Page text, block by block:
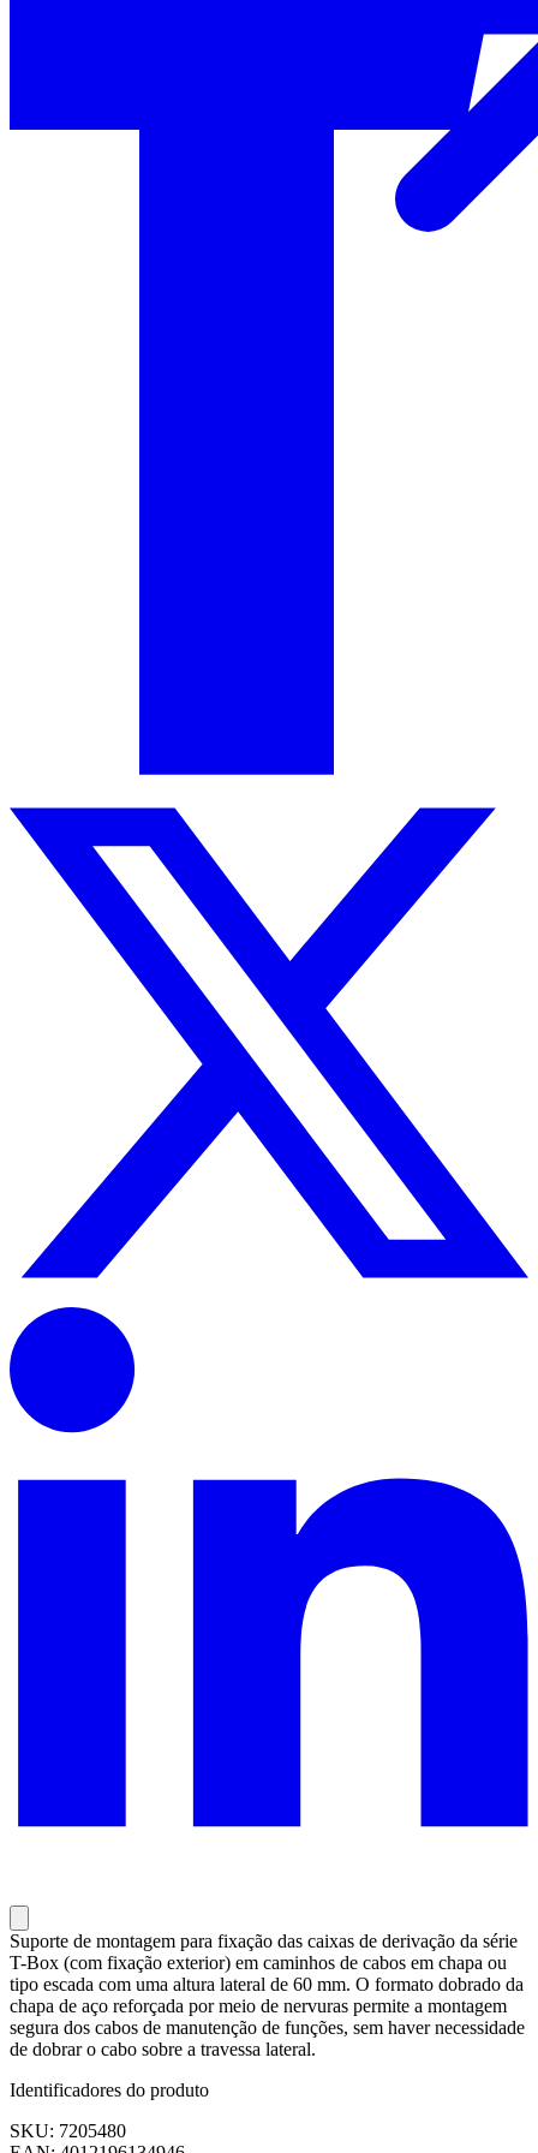
Suporte de montagem para fixação das caixas de derivação da série
T-Box (com fixação exterior) em caminhos de cabos em chapa ou
tipo escada com uma altura lateral de 60 mm. O formato dobrado da
chapa de aço reforçada por meio de nervuras permite a montagem
segura dos cabos de manutenção de funções, sem haver necessidade
de dobrar o cabo sobre a travessa lateral.
Identificadores do produto
SKU: 7205480